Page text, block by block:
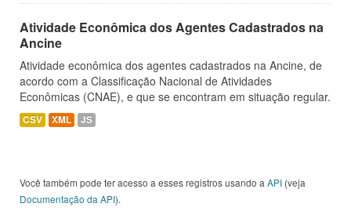
Atividade Econômica dos Agentes Cadastrados na
Ancine
Atividade econômica dos agentes cadastrados na Ancine, de
acordo com a Classificação Nacional de Atividades
Econômicas (CNAE), e que se encontram em situação regular.
CSV XML JS
Você também pode ter acesso a esses registros usando a API (veja
Documentação da API).